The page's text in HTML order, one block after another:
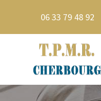
06 33 79 48 92